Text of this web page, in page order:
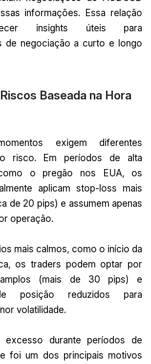
informações. Essa relação
insights úteis para
de negociação a curto e longo
Baseada na Hora
exigem diferentes
risco. Em períodos de alta
o pregão nos EUA, os
aplicam stop-loss mais
de 20 pips) e assumem apenas
operação.
mais calmos, como o início da
os traders podem optar por
(mais de 30 pips) e
posição reduzidos para
volatilidade.
excesso durante períodos de
foi um dos principais motivos